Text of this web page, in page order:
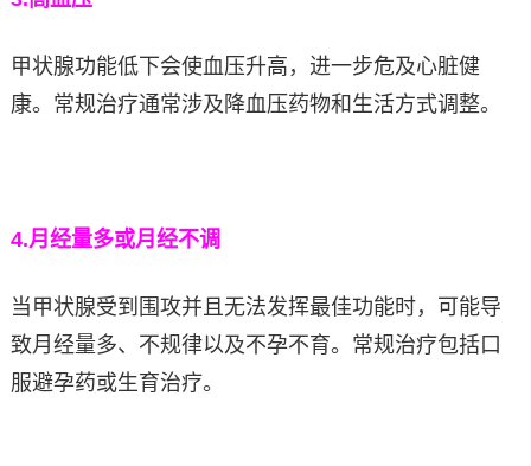
甲状腺功能低下会使血压升高，进一步危及心脏健
康。常规治疗通常涉及降血压药物和生活方式调整。
4.月经量多或月经不调
当甲状腺受到围攻并且无法发挥最佳功能时，可能导
致月经量多、不规律以及不孕不育。常规治疗包括口
服避孕药或生育治疗。